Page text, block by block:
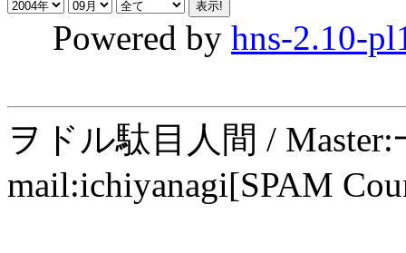
Powered by hns-2.10-
ヲドル駄目人間 /
mail:ichiyanagi[SPAM